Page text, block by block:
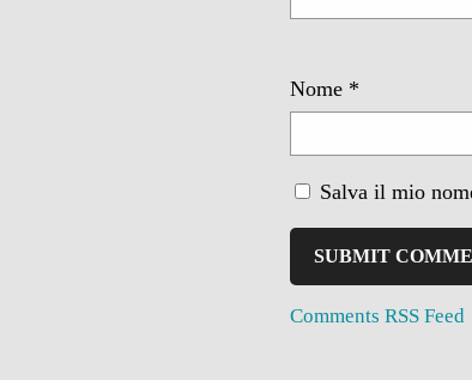
Nome *
Salva il mio
Comments RSS Feed